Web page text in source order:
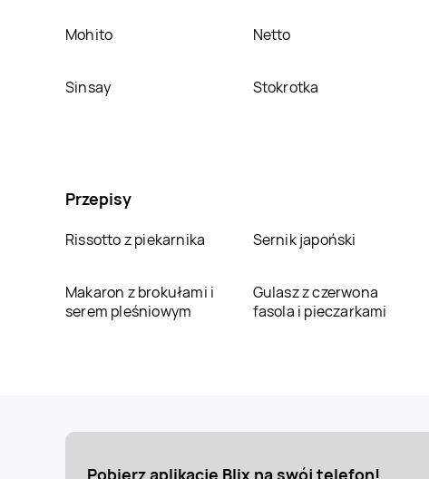
Mohito Netto
Sinsay Stokrotka
Przepisy
Rissotto z piekarnika Sernik japoński
Makaron z brokułami i
serem pleśniowym
Gulasz z czerwona
fasola i pieczarkami
Pobierz aplikację Blix na swój telefon!